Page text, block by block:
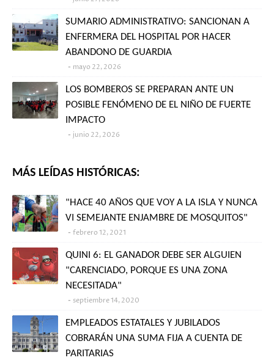
SUMARIO ADMINISTRATIVO: SANCIONAN A
ENFERMERA DEL HOSPITAL POR HACER
ABANDONO DE GUARDIA
mayo 22, 2026
LOS BOMBEROS SE PREPARAN ANTE UN
POSIBLE FENÓMENO DE EL NIÑO DE FUERTE
IMPACTO
junio 22, 2026
MÁS LEÍDAS HISTÓRICAS:
"HACE 40 AÑOS QUE VOY A LA ISLA Y NUNCA
VI SEMEJANTE ENJAMBRE DE MOSQUITOS"
febrero 12, 2021
QUINI 6: EL GANADOR DEBE SER ALGUIEN
"CARENCIADO, PORQUE ES UNA ZONA
NECESITADA"
septiembre 14, 2020
EMPLEADOS ESTATALES Y JUBILADOS
COBRARÁN UNA SUMA FIJA A CUENTA DE
PARITARIAS